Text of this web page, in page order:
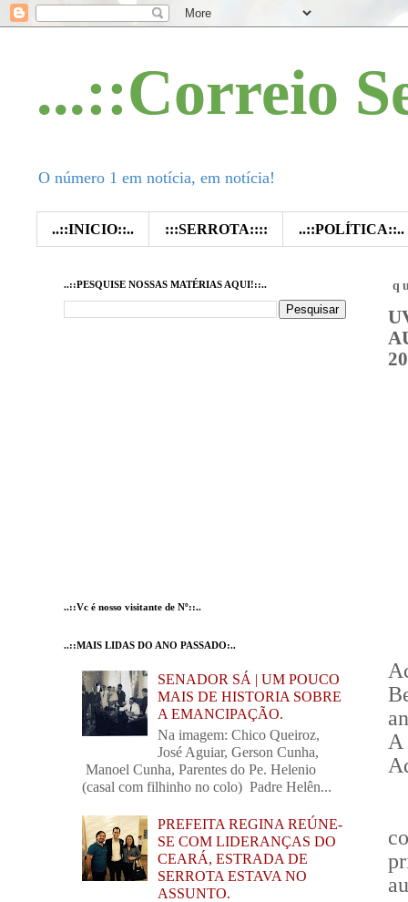
...::Correio
O número 1 em notícia, em notícia!
..::INICIO::.. :::SERROTA:::: ..::POLÍTICA::..
..::PESQUISE NOSSAS MATÉRIAS AQUI!::..
..::Vc é nosso visitante de Nº::..
..::MAIS LIDAS DO ANO PASSADO:..
SENADOR SÁ | UM POUCO
MAIS DE HISTORIA SOBRE
A EMANCIPAÇÃO.
Na imagem: Chico Queiroz,
José Aguiar, Gerson Cunha,
Manoel Cunha, Parentes do Pe. Helenio
(casal com filhinho no colo) Padre Helên...
PREFEITA REGINA REÚNE-
SE COM LIDERANÇAS DO
CEARÁ, ESTRADA DE
SERROTA ESTAVA NO
ASSUNTO.